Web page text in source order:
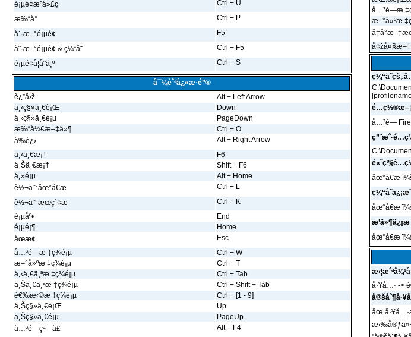
é¡µé¢æºä»£ç 
Ctrl + U
æ‰“å°
Ctrl + P
åˆ·æ–°é¡µé¢
F5
åˆ·æ–°é¡µé¢ & ç¼“å­˜
Ctrl + F5
é¡µé¢å¦å­˜ä¸º
Ctrl + S
å¯¼èˆªå¿«æ·é”®
è¿”å›ž
Alt + Left Arrow
ä¸‹ç§»ä¸€è¡Œ
Down
ä¸‹ç§»ä¸€é¡µ
PageDown
æ‰“å¼€æ–‡ä»¶
Ctrl + O
å‰è¿›
Alt + Right Arrow
ä¸‹ä¸€æ¡†
F6
ä¸Šä¸€æ¡†
Shift + F6
ä¸»é¡µ
Alt + Home
è½¬åˆ°åœ°å€æ 
Ctrl + L
è½¬åˆ°æœç´¢æ 
Ctrl + K
é¡µåº•
End
é¡µé¡¶
Home
åœæ­¢
Esc
å…³é—­æ ‡ç­¾é¡µ
Ctrl + W
æ–°å»ºæ ‡ç­¾é¡µ
Ctrl + T
ä¸‹ä¸€ä¸ªæ ‡ç­¾é¡µ
Ctrl + Tab
ä¸Šä¸€ä¸ªæ ‡ç­¾é¡µ
Ctrl + Shift + Tab
é€‰æ‹©æ ‡ç­¾é¡µ
Ctrl + [1 - 9]
ä¸Šç§»ä¸€è¡Œ
Up
ä¸Šç§»ä¸€é¡µ
PageUp
å…³é—­çª—å£
Alt + F4
å…³é—­æ
æ–°å»ºæ
å…³é—­
åœ°å€æ
ç¼“å­˜ä¿¡æ¯
åœ°å€æ
æ’ä»¶ä¿¡æ¯
åœ°å€æ
å·¥å…· ->